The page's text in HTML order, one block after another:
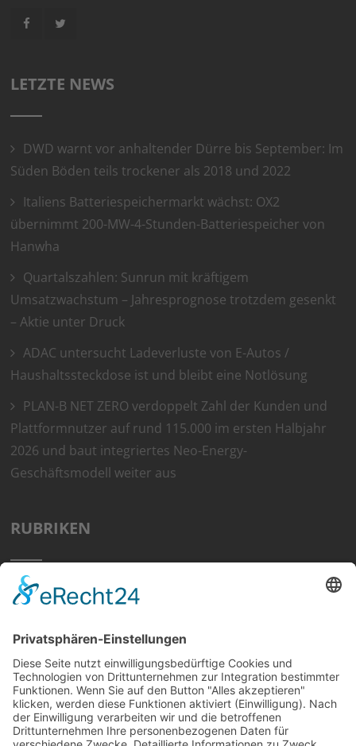
LETZTE NEWS
DWD warnt vor anhaltender Dürre bis September: Im
Süden Böden teils trockener als 2018 und 2022
Italiens Batteriespeichermarkt wächst: OX2
übernimmt 200-MW-4-Stunden-Batteriespeicher von
Hanwha
Quartalszahlen: Sunrun mit kräftigem
Umsatzwachstum – Jahresprognose trotzdem gesenkt
– Aktie unter Druck
ADAC untersucht Ladeverluste von E-Autos /
Haushaltssteckdose ist und bleibt eine Notlösung
PLAN-B NET ZERO verdoppelt Zahl der Kunden und
Plattformnutzer auf rund 115.000 im ersten Halbjahr
2026 und baut integriertes Neo-Energy-
Geschäftsmodell weiter aus
RUBRIKEN
Home
Tipps
Wissen
Strom Top30